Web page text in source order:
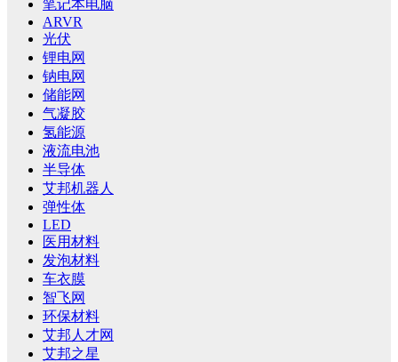
笔记本电脑
ARVR
光伏
锂电网
钠电网
储能网
气凝胶
氢能源
液流电池
半导体
艾邦机器人
弹性体
LED
医用材料
发泡材料
车衣膜
智飞网
环保材料
艾邦人才网
艾邦之星